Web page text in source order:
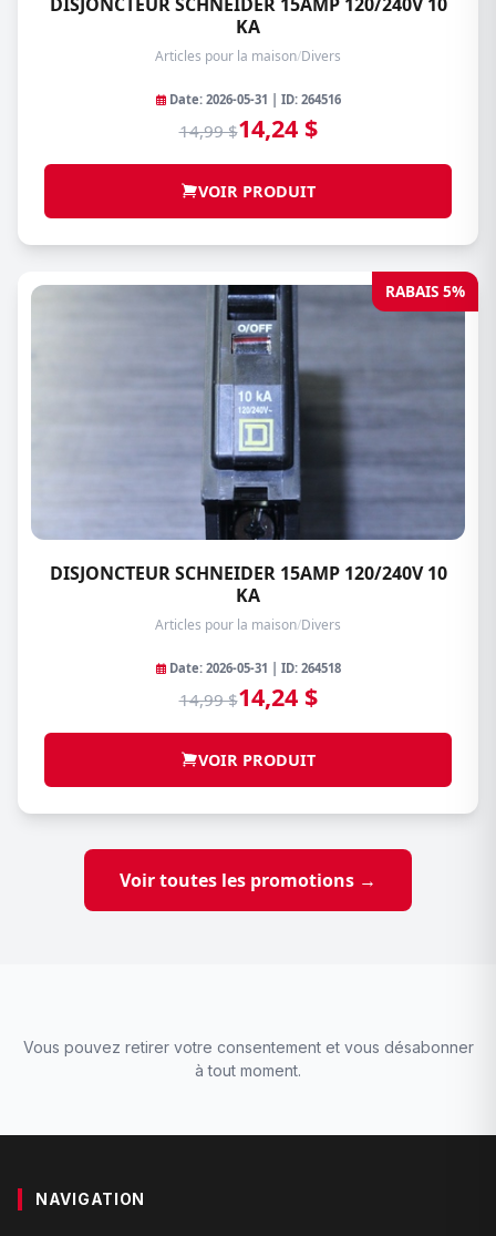
KA
Articles pour la maison/Divers
Date: 2026-05-31 | ID: 264516
14,99 $14,24 $
VOIR PRODUIT
RABAIS 5%
DISJONCTEUR SCHNEIDER 15AMP 120/240V 10
KA
Articles pour la maison/Divers
Date: 2026-05-31 | ID: 264518
14,99 $14,24 $
VOIR PRODUIT
Voir toutes les promotions →
Vous pouvez retirer votre consentement et vous désabonner
à tout moment.
NAVIGATION